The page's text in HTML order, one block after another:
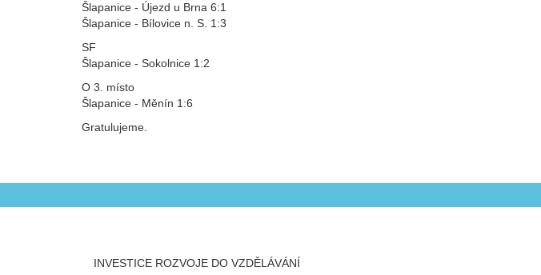
Šlapanice - Újezd u Brna 6:1
Šlapanice - Bílovice n. S. 1:3
SF
Šlapanice - Sokolnice 1:2
O 3. místo
Šlapanice - Měnín 1:6
Gratulujeme.
INVESTICE ROZVOJE DO VZDĚLÁVÁNÍ